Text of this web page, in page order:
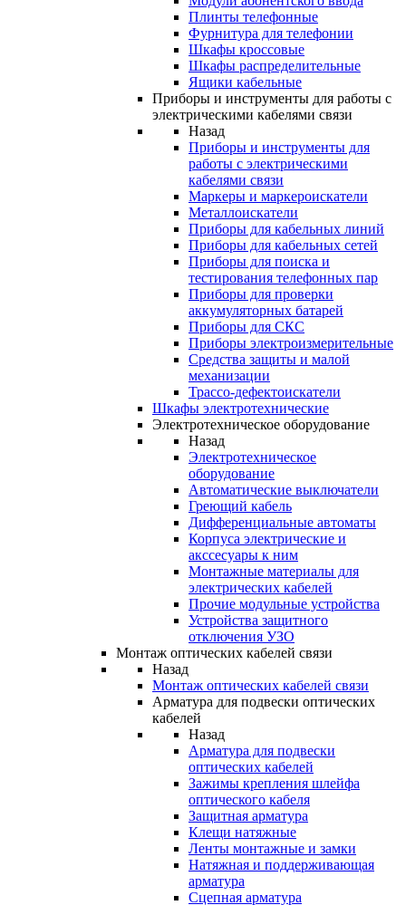
Плинты телефонные
Фурнитура для телефонии
Шкафы кроссовые
Шкафы распределительные
Ящики кабельные
Приборы и инструменты для работы с
электрическими кабелями связи
Назад
Приборы и инструменты для
работы с электрическими
кабелями связи
Маркеры и маркероискатели
Металлоискатели
Приборы для кабельных линий
Приборы для кабельных сетей
Приборы для поиска и
тестирования телефонных пар
Приборы для проверки
аккумуляторных батарей
Приборы для СКС
Приборы электроизмерительные
Средства защиты и малой
механизации
Трассо-дефектоискатели
Шкафы электротехнические
Электротехническое оборудование
Назад
Электротехническое
оборудование
Автоматические выключатели
Греющий кабель
Дифференциальные автоматы
Корпуса электрические и
акссесуары к ним
Монтажные материалы для
электрических кабелей
Прочие модульные устройства
Устройства защитного
отключения УЗО
Монтаж оптических кабелей связи
Назад
Монтаж оптических кабелей связи
Арматура для подвески оптических
кабелей
Назад
Арматура для подвески
оптических кабелей
Зажимы крепления шлейфа
оптического кабеля
Защитная арматура
Клещи натяжные
Ленты монтажные и замки
Натяжная и поддерживающая
арматура
Сцепная арматура